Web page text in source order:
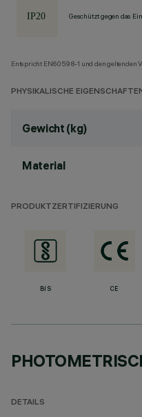
Geschützt gegen das
Entspricht EN60598-1 und den geltenden
PHYSIKALISCHE
Gewicht (kg)
Material
PRODUKTZERTIFIZIERUNG
BIS CE
DETAILS